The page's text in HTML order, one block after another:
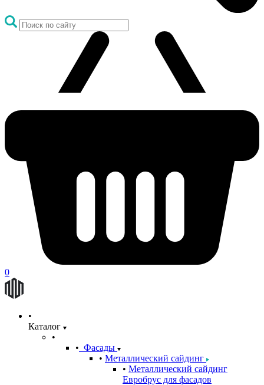
0
Каталог
Фасады
Металлический сайдинг
Металлический сайдинг
Евробрус для фасадов